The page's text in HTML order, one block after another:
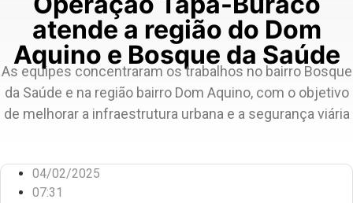
atende a região do Dom
Aquino e Bosque da Saúde
As equipes concentraram os trabalhos no bairro Bosque
da Saúde e na região bairro Dom Aquino, com o objetivo
de melhorar a infraestrutura urbana e a segurança viária
04/02/2025
07:31